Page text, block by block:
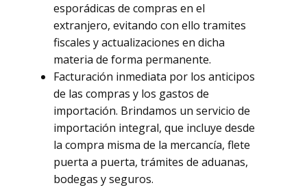
esporádicas de compras en el
extranjero, evitando con ello tramites
fiscales y actualizaciones en dicha
materia de forma permanente.
Facturación inmediata por los anticipos
de las compras y los gastos de
importación. Brindamos un servicio de
importación integral, que incluye desde
la compra misma de la mercancía, flete
puerta a puerta, trámites de aduanas,
bodegas y seguros.